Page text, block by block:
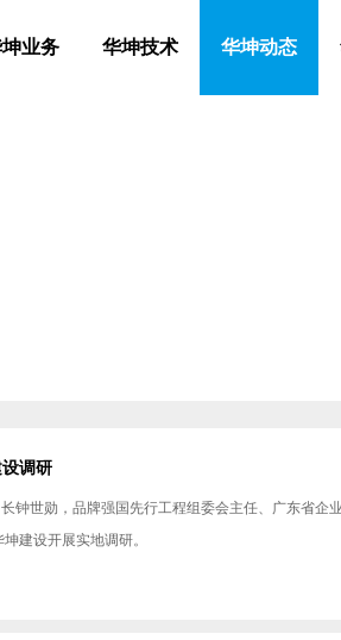
业务 华坤技术 华坤动态
调研
钟世勋，品牌强国先行工程组委会主任、广东省企
建设开展实地调研。